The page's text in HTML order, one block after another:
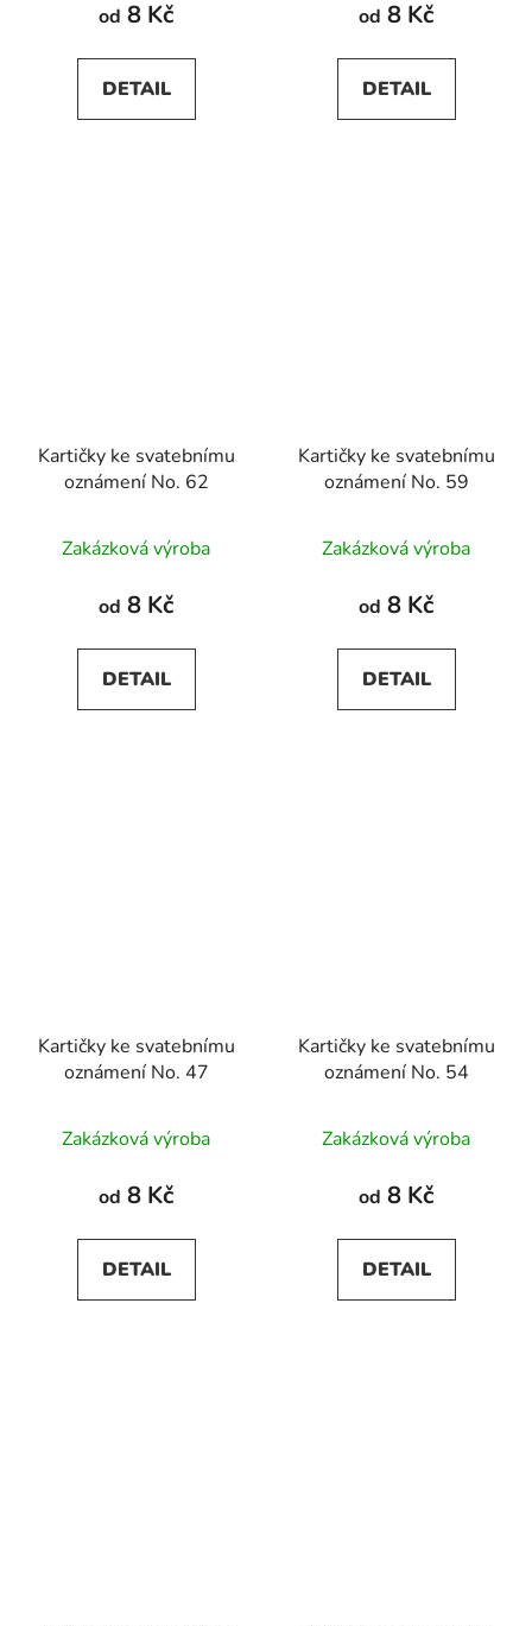
od 8 Kč
DETAIL
od 8 Kč
DETAIL
Kartičky ke svatebnímu
oznámení No. 62
Zakázková výroba
od 8 Kč
DETAIL
Kartičky ke svatebnímu
oznámení No. 59
Zakázková výroba
od 8 Kč
DETAIL
Kartičky ke svatebnímu
oznámení No. 47
Zakázková výroba
od 8 Kč
DETAIL
Kartičky ke svatebnímu
oznámení No. 54
Zakázková výroba
od 8 Kč
DETAIL